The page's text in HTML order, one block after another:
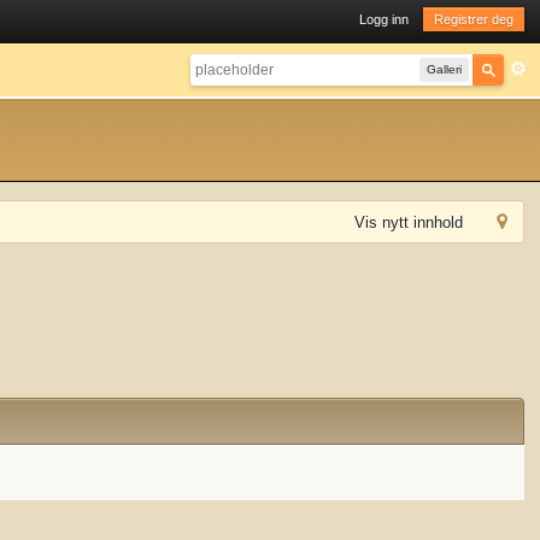
Logg inn Registrer deg
Galleri
Vis nytt innhold